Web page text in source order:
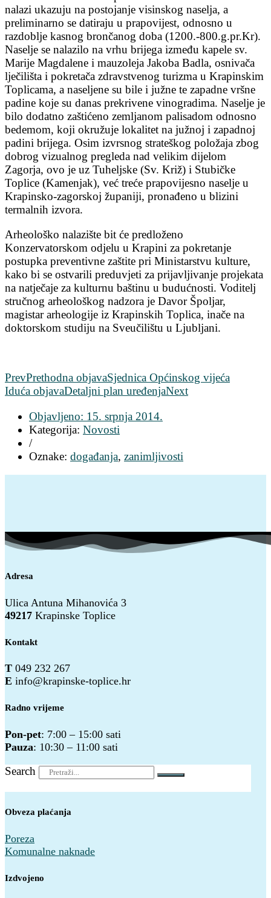
nalazi ukazuju na postojanje visinskog naselja, a
preliminarno se datiraju u prapovijest, odnosno u
razdoblje kasnog brončanog doba (1200.-800.g.pr.Kr).
Naselje se nalazilo na vrhu brijega između kapele sv.
Marije Magdalene i mauzoleja Jakoba Badla, osnivača
lječilišta i pokretača zdravstvenog turizma u Krapinskim
Toplicama, a naseljene su bile i južne te zapadne vršne
padine koje su danas prekrivene vinogradima. Naselje je
bilo dodatno zaštićeno zemljanom palisadom odnosno
bedemom, koji okružuje lokalitet na južnoj i zapadnoj
padini brijega. Osim izvrsnog strateškog položaja zbog
dobrog vizualnog pregleda nad velikim dijelom
Zagorja, ovo je uz Tuheljske (Sv. Križ) i Stubičke
Toplice (Kamenjak), već treće prapovijesno naselje u
Krapinsko-zagorskoj županiji, pronađeno u blizini
termalnih izvora.
Arheološko nalazište bit će predloženo
Konzervatorskom odjelu u Krapini za pokretanje
postupka preventivne zaštite pri Ministarstvu kulture,
kako bi se ostvarili preduvjeti za prijavljivanje projekata
na natječaje za kulturnu baštinu u budućnosti. Voditelj
stručnog arheološkog nadzora je Davor Špoljar,
magistar arheologije iz Krapinskih Toplica, inače na
doktorskom studiju na Sveučilištu u Ljubljani.
PrevPrethodna objavaSjednica Općinskog vijeća
Iduća objavaDetaljni plan uređenjaNext
Objavljeno: 15. srpnja 2014.
Kategorija: Novosti
/
Oznake: događanja, zanimljivosti
Adresa
Ulica Antuna Mihanovića 3
49217 Krapinske Toplice
Kontakt
T 049 232 267
E info@krapinske-toplice.hr
Radno vrijeme
Pon-pet: 7:00 – 15:00 sati
Pauza: 10:30 – 11:00 sati
Search
Obveza plaćanja
Poreza
Komunalne naknade
Izdvojeno